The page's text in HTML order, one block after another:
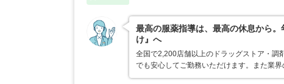
最高の服薬指導は、最高の休息から
け』へ
全国で2,200店舗以上のドラッグストア・調
でも安心してご勤務いただけます。また業